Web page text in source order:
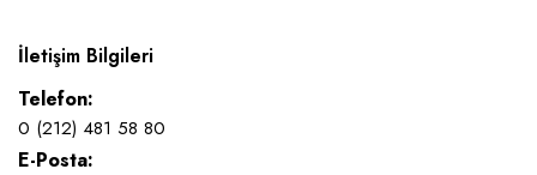
İletişim Bilgileri
Telefon:
0 (212) 481 58 80
E-Posta: